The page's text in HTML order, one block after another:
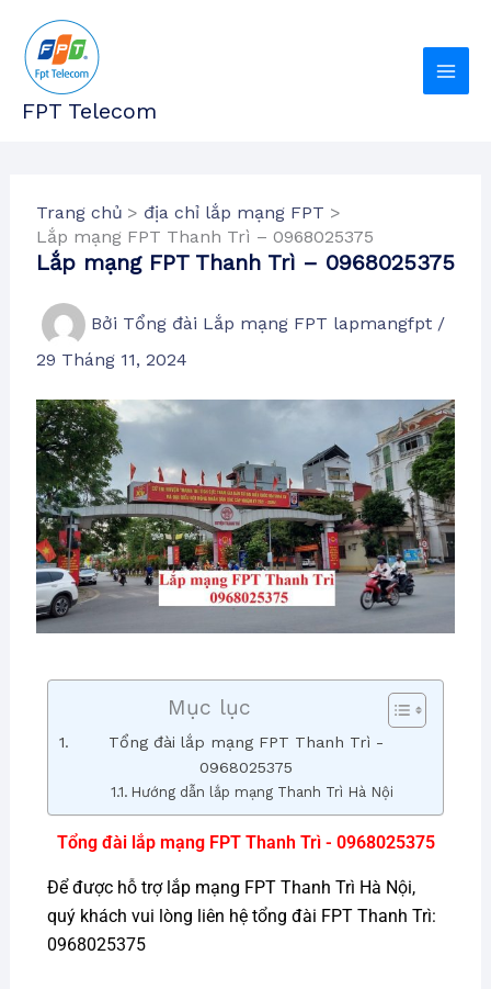
FPT Telecom
Trang chủ
địa chỉ lắp mạng FPT
Lắp mạng FPT Thanh Trì – 0968025375
Lắp mạng FPT Thanh Trì – 0968025375
Bởi Tổng đài Lắp mạng FPT lapmangfpt /
29 Tháng 11, 2024
Mục lục
Tổng đài lắp mạng FPT Thanh Trì -
0968025375
Hướng dẫn lắp mạng Thanh Trì Hà Nội
Tổng đài lắp mạng FPT Thanh Trì - 0968025375
Để được hỗ trợ lắp mạng FPT Thanh Trì Hà Nội,
quý khách vui lòng liên hệ tổng đài FPT Thanh Trì:
0968025375